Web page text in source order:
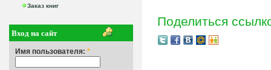
Заказ книг
Вход на сайт
Имя пользователя: *
Поделиться